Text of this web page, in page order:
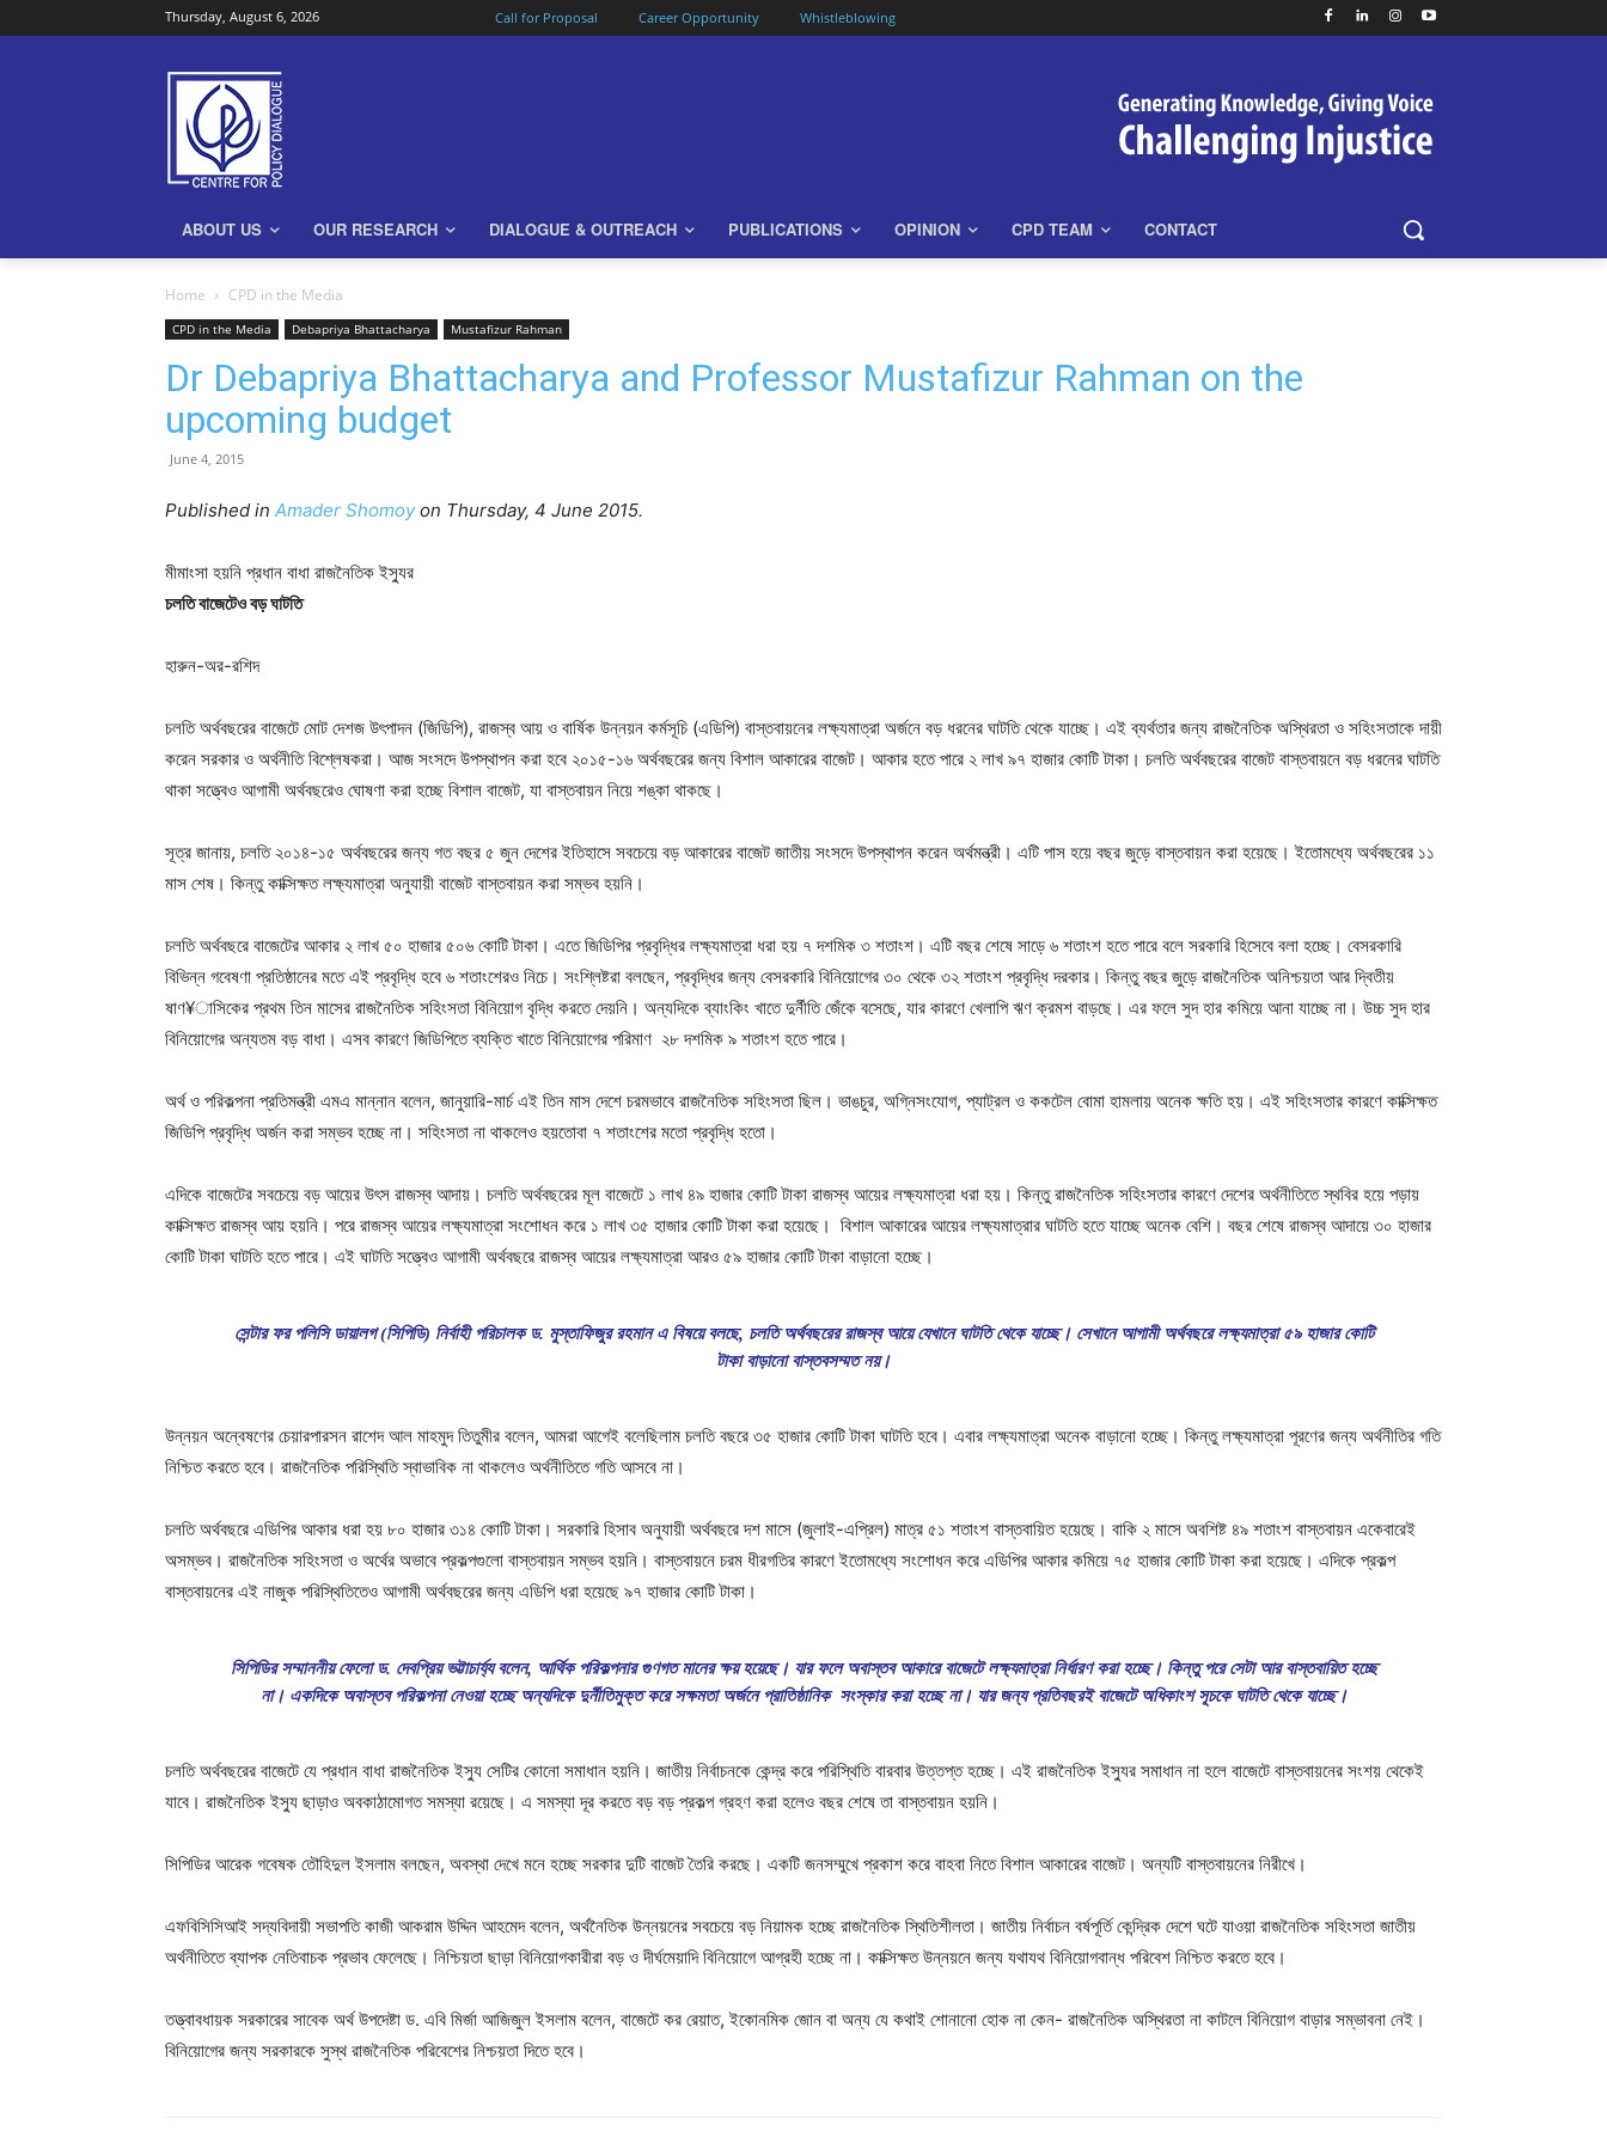
Thursday, August 6, 2026 Call for Proposal Career Opportunity Whistleblowing
ABOUT US OUR RESEARCH DIALOGUE & OUTREACH PUBLICATIONS OPINION CPD TEAM CONTACT
Home CPD in the Media
CPD in the Media Debapriya Bhattacharya Mustafizur Rahman
Dr Debapriya Bhattacharya and Professor Mustafizur Rahman on the
upcoming budget
June 4, 2015
Published in Amader Shomoyon Thursday, 4 June 2015.
মীমাংসা হয়নি প্রধান বাধা রাজনৈতিক ইস্যুর
চলতি বাজেটেও বড় ঘাটতি
হারুন-অর-রশিদ
চলতি অর্থবছরের বাজেটে মোট দেশজ উৎপাদন (জিডিপি), রাজস্ব আয় ও বার্ষিক উন্নয়ন কর্মসূচি (এডিপি) বাস্তবায়নের লক্ষ্যমাত্রা অর্জনে বড় ধরনের ঘাটতি থেকে যাচ্ছে। এই ব্যর্থতার জন্য রাজনৈতিক অস্থিরতা ও সহিংসতাকে দায়ী
করেন সরকার ও অর্থনীতি বিশ্লেষকরা। আজ সংসদে উপস্থাপন করা হবে ২০১৫-১৬ অর্থবছরের জন্য বিশাল আকারের বাজেট। আকার হতে পারে ২ লাখ ৯৭ হাজার কোটি টাকা। চলতি অর্থবছরের বাজেট বাস্তবায়নে বড় ধরনের ঘাটতি
থাকা সত্ত্বেও আগামী অর্থবছরেও ঘোষণা করা হচ্ছে বিশাল বাজেট, যা বাস্তবায়ন নিয়ে শঙ্কা থাকছে।
সূত্র জানায়, চলতি ২০১৪-১৫ অর্থবছরের জন্য গত বছর ৫ জুন দেশের ইতিহাসে সবচেয়ে বড় আকারের বাজেট জাতীয় সংসদে উপস্থাপন করেন অর্থমন্ত্রী। এটি পাস হয়ে বছর জুড়ে বাস্তবায়ন করা হয়েছে। ইতোমধ্যে অর্থবছরের ১১
মাস শেষ। কিন্তু কাক্সিক্ষত লক্ষ্যমাত্রা অনুযায়ী বাজেট বাস্তবায়ন করা সম্ভব হয়নি।
চলতি অর্থবছরে বাজেটের আকার ২ লাখ ৫০ হাজার ৫০৬ কোটি টাকা। এতে জিডিপির প্রবৃদ্ধির লক্ষ্যমাত্রা ধরা হয় ৭ দশমিক ৩ শতাংশ। এটি বছর শেষে সাড়ে ৬ শতাংশ হতে পারে বলে সরকারি হিসেবে বলা হচ্ছে। বেসরকারি
বিভিন্ন গবেষণা প্রতিষ্ঠানের মতে এই প্রবৃদ্ধি হবে ৬ শতাংশেরও নিচে। সংশ্লিষ্টরা বলছেন, প্রবৃদ্ধির জন্য বেসরকারি বিনিয়োগের ৩০ থেকে ৩২ শতাংশ প্রবৃদ্ধি দরকার। কিন্তু বছর জুড়ে রাজনৈতিক অনিশ্চয়তা আর দ্বিতীয়
ষাণ¥াসিকের প্রথম তিন মাসের রাজনৈতিক সহিংসতা বিনিয়োগ বৃদ্ধি করতে দেয়নি। অন্যদিকে ব্যাংকিং খাতে দুর্নীতি জেঁকে বসেছে, যার কারণে খেলাপি ঋণ ক্রমশ বাড়ছে। এর ফলে সুদ হার কমিয়ে আনা যাচ্ছে না। উচ্চ সুদ হার
বিনিয়োগের অন্যতম বড় বাধা। এসব কারণে জিডিপিতে ব্যক্তি খাতে বিনিয়োগের পরিমাণ ২৮ দশমিক ৯ শতাংশ হতে পারে।
অর্থ ও পরিকল্পনা প্রতিমন্ত্রী এমএ মান্নান বলেন, জানুয়ারি-মার্চ এই তিন মাস দেশে চরমভাবে রাজনৈতিক সহিংসতা ছিল। ভাঙচুর, অগ্নিসংযোগ, প্যাট্রল ও ককটেল বোমা হামলায় অনেক ক্ষতি হয়। এই সহিংসতার কারণে কাক্সিক্ষত
জিডিপি প্রবৃদ্ধি অর্জন করা সম্ভব হচ্ছে না। সহিংসতা না থাকলেও হয়তোবা ৭ শতাংশের মতো প্রবৃদ্ধি হতো।
এদিকে বাজেটের সবচেয়ে বড় আয়ের উৎস রাজস্ব আদায়। চলতি অর্থবছরের মূল বাজেটে ১ লাখ ৪৯ হাজার কোটি টাকা রাজস্ব আয়ের লক্ষ্যমাত্রা ধরা হয়। কিন্তু রাজনৈতিক সহিংসতার কারণে দেশের অর্থনীতিতে স্থবির হয়ে পড়ায়
কাক্সিক্ষত রাজস্ব আয় হয়নি। পরে রাজস্ব আয়ের লক্ষ্যমাত্রা সংশোধন করে ১ লাখ ৩৫ হাজার কোটি টাকা করা হয়েছে। বিশাল আকারের আয়ের লক্ষ্যমাত্রার ঘাটতি হতে যাচ্ছে অনেক বেশি। বছর শেষে রাজস্ব আদায়ে ৩০ হাজার
কোটি টাকা ঘাটতি হতে পারে। এই ঘাটতি সত্ত্বেও আগামী অর্থবছরে রাজস্ব আয়ের লক্ষ্যমাত্রা আরও ৫৯ হাজার কোটি টাকা বাড়ানো হচ্ছে।
সেন্টার ফর পলিসি ডায়ালগ (সিপিডি) নির্বাহী পরিচালক ড. মুস্তাফিজুর রহমান এ বিষয়ে বলছে, চলতি অর্থবছরের রাজস্ব আয়ে যেখানে ঘাটতি থেকে যাচ্ছে। সেখানে আগামী অর্থবছরে লক্ষ্যমাত্রা ৫৯ হাজার কোটি
টাকা বাড়ানো বাস্তবসম্মত নয়।
উন্নয়ন অন্বেষণের চেয়ারপারসন রাশেদ আল মাহমুদ তিতুমীর বলেন, আমরা আগেই বলেছিলাম চলতি বছরে ৩৫ হাজার কোটি টাকা ঘাটতি হবে। এবার লক্ষ্যমাত্রা অনেক বাড়ানো হচ্ছে। কিন্তু লক্ষ্যমাত্রা পূরণের জন্য অর্থনীতির গতি
নিশ্চিত করতে হবে। রাজনৈতিক পরিস্থিতি স্বাভাবিক না থাকলেও অর্থনীতিতে গতি আসবে না।
চলতি অর্থবছরে এডিপির আকার ধরা হয় ৮০ হাজার ৩১৪ কোটি টাকা। সরকারি হিসাব অনুযায়ী অর্থবছরে দশ মাসে (জুলাই-এপ্রিল) মাত্র ৫১ শতাংশ বাস্তবায়িত হয়েছে। বাকি ২ মাসে অবশিষ্ট ৪৯ শতাংশ বাস্তবায়ন একেবারেই
অসম্ভব। রাজনৈতিক সহিংসতা ও অর্থের অভাবে প্রকল্পগুলো বাস্তবায়ন সম্ভব হয়নি। বাস্তবায়নে চরম ধীরগতির কারণে ইতোমধ্যে সংশোধন করে এডিপির আকার কমিয়ে ৭৫ হাজার কোটি টাকা করা হয়েছে। এদিকে প্রকল্প
বাস্তবায়নের এই নাজুক পরিস্থিতিতেও আগামী অর্থবছরের জন্য এডিপি ধরা হয়েছে ৯৭ হাজার কোটি টাকা।
সিপিডির সম্মাননীয় ফেলো ড. দেবপ্রিয় ভট্টাচার্য্য বলেন, আর্থিক পরিকল্পনার গুণগত মানের ক্ষয় হয়েছে। যার ফলে অবাস্তব আকারে বাজেটে লক্ষ্যমাত্রা নির্ধারণ করা হচ্ছে। কিন্তু পরে সেটা আর বাস্তবায়িত হচ্ছে
না। একদিকে অবাস্তব পরিকল্পনা নেওয়া হচ্ছে অন্যদিকে দুর্নীতিমুক্ত করে সক্ষমতা অর্জনে প্রাতিষ্ঠানিক সংস্কার করা হচ্ছে না। যার জন্য প্রতিবছরই বাজেটে অধিকাংশ সূচকে ঘাটতি থেকে যাচ্ছে।
চলতি অর্থবছরের বাজেটে যে প্রধান বাধা রাজনৈতিক ইস্যু সেটির কোনো সমাধান হয়নি। জাতীয় নির্বাচনকে কেন্দ্র করে পরিস্থিতি বারবার উত্তপ্ত হচ্ছে। এই রাজনৈতিক ইস্যুর সমাধান না হলে বাজেটে বাস্তবায়নের সংশয় থেকেই
যাবে। রাজনৈতিক ইস্যু ছাড়াও অবকাঠামোগত সমস্যা রয়েছে। এ সমস্যা দূর করতে বড় বড় প্রকল্প গ্রহণ করা হলেও বছর শেষে তা বাস্তবায়ন হয়নি।
সিপিডির আরেক গবেষক তৌহিদুল ইসলাম বলছেন, অবস্থা দেখে মনে হচ্ছে সরকার দুটি বাজেট তৈরি করছে। একটি জনসম্মুখে প্রকাশ করে বাহবা নিতে বিশাল আকারের বাজেট। অন্যটি বাস্তবায়নের নিরীখে।
এফবিসিসিআই সদ্যবিদায়ী সভাপতি কাজী আকরাম উদ্দিন আহমেদ বলেন, অর্থনৈতিক উন্নয়নের সবচেয়ে বড় নিয়ামক হচ্ছে রাজনৈতিক স্থিতিশীলতা। জাতীয় নির্বাচন বর্ষপূর্তি কেন্দ্রিক দেশে ঘটে যাওয়া রাজনৈতিক সহিংসতা জাতীয়
অর্থনীতিতে ব্যাপক নেতিবাচক প্রভাব ফেলেছে। নিশ্চিয়তা ছাড়া বিনিয়োগকারীরা বড় ও দীর্ঘমেয়াদি বিনিয়োগে আগ্রহী হচ্ছে না। কাক্সিক্ষত উন্নয়নে জন্য যথাযথ বিনিয়োগবান্ধ পরিবেশ নিশ্চিত করতে হবে।
তত্ত্বাবধায়ক সরকারের সাবেক অর্থ উপদেষ্টা ড. এবি মির্জা আজিজুল ইসলাম বলেন, বাজেটে কর রেয়াত, ইকোনমিক জোন বা অন্য যে কথাই শোনানো হোক না কেন- রাজনৈতিক অস্থিরতা না কাটলে বিনিয়োগ বাড়ার সম্ভাবনা নেই।
বিনিয়োগের জন্য সরকারকে সুস্থ রাজনৈতিক পরিবেশের নিশ্চয়তা দিতে হবে।